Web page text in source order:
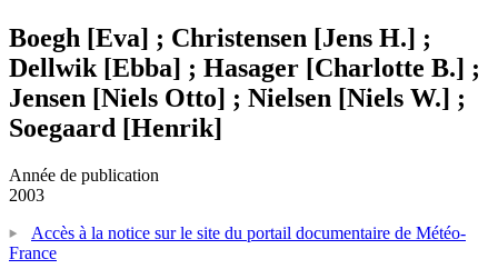
Boegh [Eva] ; Christensen [Jens H.] ;
Dellwik [Ebba] ; Hasager [Charlotte B.] ;
Jensen [Niels Otto] ; Nielsen [Niels W.] ;
Soegaard [Henrik]
Année de publication
2003
Accès à la notice sur le site du portail documentaire de Météo-
France